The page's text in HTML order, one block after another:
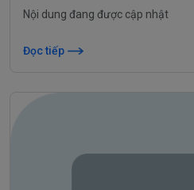
Nội dung đang được cập nhật
Đọc tiếp